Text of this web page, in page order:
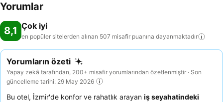
Yorumlar
8,1 Çok iyi
en popüler sitelerden alınan 507 misafir puanına dayanmaktadır
Yorumların özeti
Yapay zekâ tarafından, 200+ misafir yorumlarından özetlenmiştir · Son
güncelleme tarihi: 29 May 2026
Bu otel, İzmir'de konfor ve rahatlık arayan iş seyahatindeki